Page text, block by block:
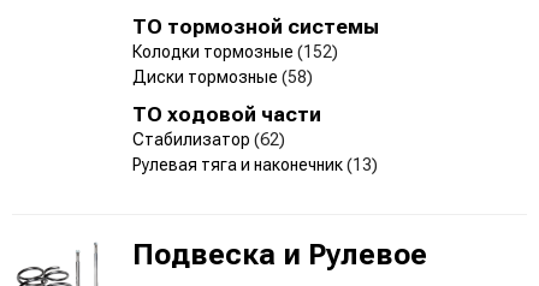
ТО тормозной системы
Колодки тормозные (152)
Диски тормозные (58)
ТО ходовой части
Стабилизатор (62)
Рулевая тяга и наконечник(13)
Подвеска и Рулевое